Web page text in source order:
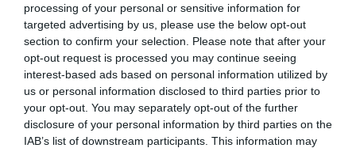
processing of your personal or sensitive information for
targeted advertising by us, please use the below opt-out
section to confirm your selection. Please note that after your
opt-out request is processed you may continue seeing
interest-based ads based on personal information utilized by
us or personal information disclosed to third parties prior to
your opt-out. You may separately opt-out of the further
disclosure of your personal information by third parties on the
IAB’s list of downstream participants. This information may
Ξορκίζουν τις διπλές
εκλογές στο Μαξίμου
Ο καιρός των
επομένων ημερών:
Κανονικός Αύγουστος